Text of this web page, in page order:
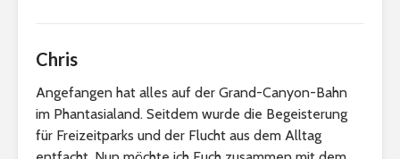
Chris
Angefangen hat alles auf der Grand-Canyon-Bahn
im Phantasialand. Seitdem wurde die Begeisterung
für Freizeitparks und der Flucht aus dem Alltag